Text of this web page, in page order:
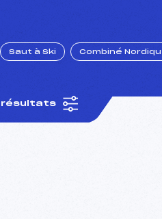
Saut à Ski Combiné
résultats